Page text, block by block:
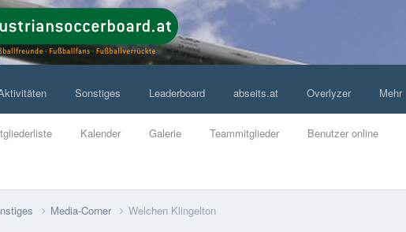
Kalender Galerie Teammitglieder Benutzer online
Sonstiges Leaderboard abseits.at Overlyzer Mehr
Media-Corner Welchen Klingelton